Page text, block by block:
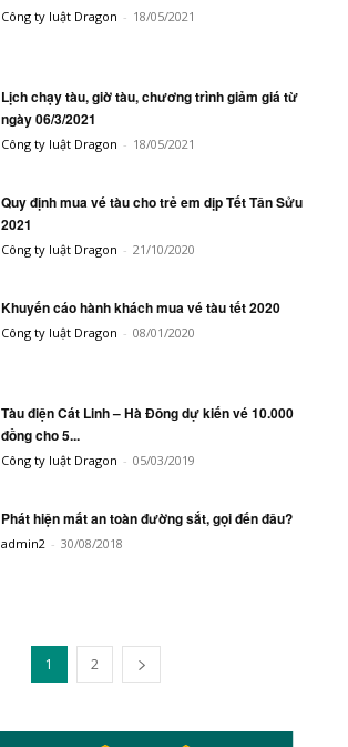
Công ty luật Dragon - 18/05/2021
Lịch chạy tàu, giờ tàu, chương trình giảm giá từ
ngày 06/3/2021
Công ty luật Dragon - 18/05/2021
Quy định mua vé tàu cho trẻ em dịp Tết Tân Sửu
2021
Công ty luật Dragon - 21/10/2020
Khuyến cáo hành khách mua vé tàu tết 2020
Công ty luật Dragon - 08/01/2020
Tàu điện Cát Linh – Hà Đông dự kiến vé 10.000
đồng cho 5...
Công ty luật Dragon - 05/03/2019
Phát hiện mất an toàn đường sắt, gọi đến đâu?
admin2 - 30/08/2018
1 2